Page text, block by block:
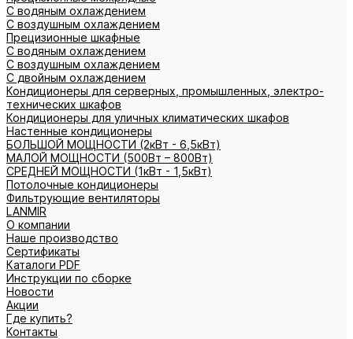
С водяным охлаждением
С воздушным охлаждением
Прецизионные шкафные
С водяным охлаждением
С воздушным охлаждением
С двойным охлаждением
Кондиционеры для серверных, промышленных, электро-
технических шкафов
Кондиционеры для уличных климатических шкафов
Настенные кондиционеры
БОЛЬШОЙ МОЩНОСТИ (2кВт - 6,5кВт)
МАЛОЙ МОЩНОСТИ (500Вт – 800Вт)
СРЕДНЕЙ МОЩНОСТИ (1кВт - 1,5кВт)
Потолочные кондиционеры
Фильтрующие вентиляторы
LANMIR
О компании
Наше производство
Сертификаты
Каталоги PDF
Инструкции по сборке
Новости
Акции
Где купить?
Контакты